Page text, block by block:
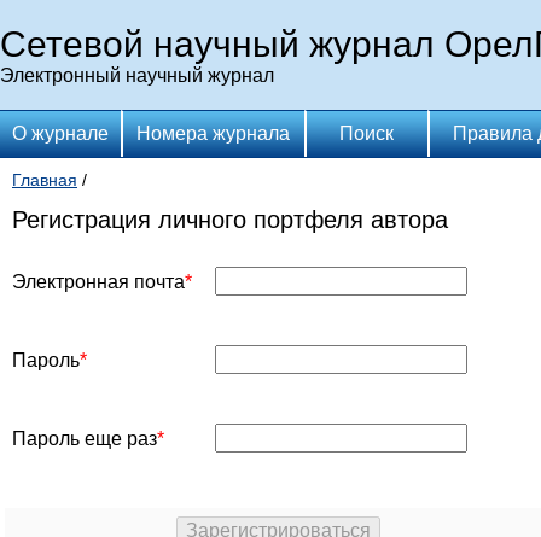
Сетевой научный журнал
Электронный научный журнал
О журнале Номера журнала Поиск Правила
Главная /
Регистрация личного портфеля автора
Электронная почта
Пароль
Пароль еще раз